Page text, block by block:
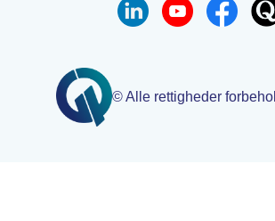
© Alle rettigheder